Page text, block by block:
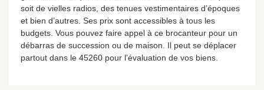
soit de vielles radios, des tenues vestimentaires d’époques
et bien d’autres. Ses prix sont accessibles à tous les
budgets. Vous pouvez faire appel à ce brocanteur pour un
débarras de succession ou de maison. Il peut se déplacer
partout dans le 45260 pour l’évaluation de vos biens.